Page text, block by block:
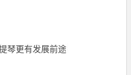
琴更有发展前途